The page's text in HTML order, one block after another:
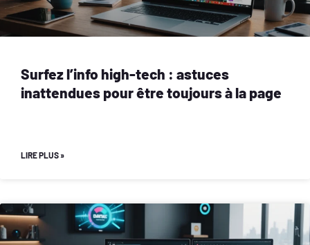
Surfez l’info high-tech : astuces
inattendues pour être toujours à la page
LIRE PLUS »